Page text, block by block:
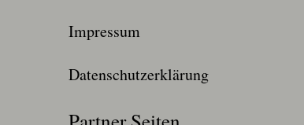
Impressum
Datenschutzerklärung